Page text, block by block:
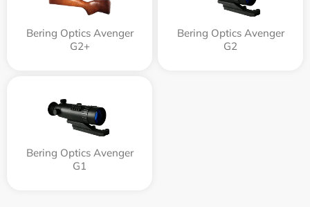
Bering Optics Avenger
G2+
Bering Optics Avenger
G2
Bering Optics Avenger
G1